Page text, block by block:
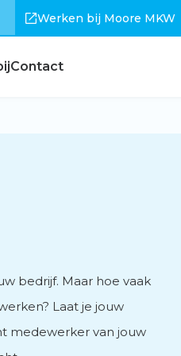
Werken bij Moore MKW
Contact
bedrijf. Maar hoe vaak
Laat je jouw
medewerker van jouw